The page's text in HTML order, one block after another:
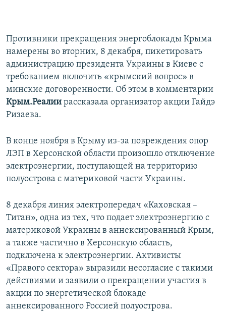
Противники прекращения энергоблокады Крыма
намерены во вторник, 8 декабря, пикетировать
администрацию президента Украины в Киеве с
требованием включить «крымский вопрос» в
минские договоренности. Об этом в комментарии
Крым.Реалии рассказала организатор акции Гайдэ
Ризаева.
В конце ноября в Крыму из-за повреждения опор
ЛЭП в Херсонской области произошло отключение
электроэнергии, поступающей на территорию
полуострова с материковой части Украины.
8 декабря линия электропередач «Каховская –
Титан», одна из тех, что подает электроэнергию с
материковой Украины в аннексированный Крым,
а также частично в Херсонскую область,
подключена к электроэнергии. Активисты
«Правого сектора» выразили несогласие с такими
действиями и заявили о прекращении участия в
акции по энергетической блокаде
аннексированного Россией полуострова.